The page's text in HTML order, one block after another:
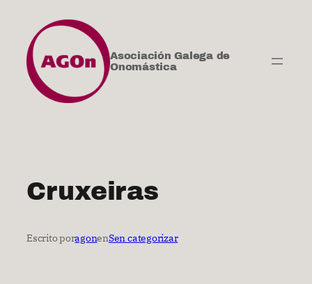
contido
Asociación Galega de
Onomástica
Cruxeiras
Escrito poragonenSen categorizar